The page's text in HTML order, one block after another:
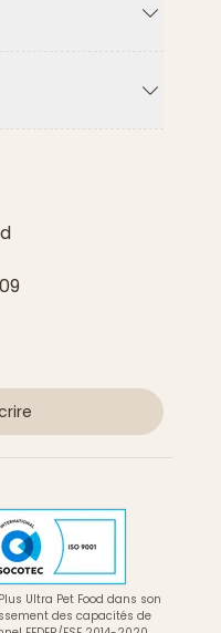
Ultra Pet Food dans son
des capacités de